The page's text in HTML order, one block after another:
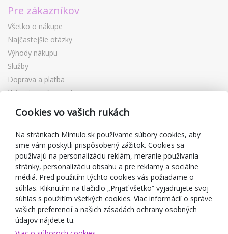
Pre zákazníkov
Všetko o nákupe
Najčastejšie otázky
Výhody nákupu
Služby
Doprava a platba
Vrátenie a výmena tovaru
Reklamácia
Darčekové poukážky
Zľavové kupóny
Blog
O predajcovi
Mimulo.sk
Obchodné podmienky
Ochrana osobných údajov GDPR
Kontakty
Cookies vo vašich rukách
Na stránkach Mimulo.sk používame súbory cookies, aby
sme vám poskytli prispôsobený zážitok. Cookies sa
používajú na personalizáciu reklám, meranie používania
stránky, personalizáciu obsahu a pre reklamy a sociálne
médiá. Pred použitím týchto cookies vás požiadame o
súhlas. Kliknutím na tlačidlo „Prijať všetko“ vyjadrujete svoj
súhlas s použitím všetkých cookies. Viac informácií o správe
vašich preferencií a našich zásadách ochrany osobných
údajov nájdete tu.